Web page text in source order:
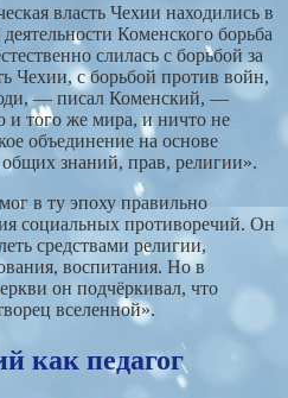
власть Чехии находились в
Коменского борьба
слилась с борьбой за
Чехии, с борьбой против войн,
— писал Коменский, —
и того же мира, и ничто не
объединение на основе
знаний, прав, религии».
в ту эпоху правильно
социальных противоречий. Он
средствами религии,
воспитания. Но в
он подчёркивал, что
вселенной».
как педагог